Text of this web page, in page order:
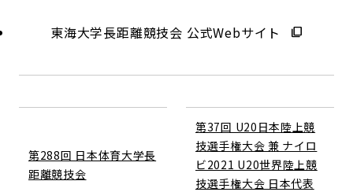
東海大学長距離競技会 公式Webサイト
第288回 日本体育大学長
距離競技会
第37回 U20日本陸上競
技選手権大会 兼 ナイロ
ビ2021 U20世界陸上競
技選手権大会 日本代表